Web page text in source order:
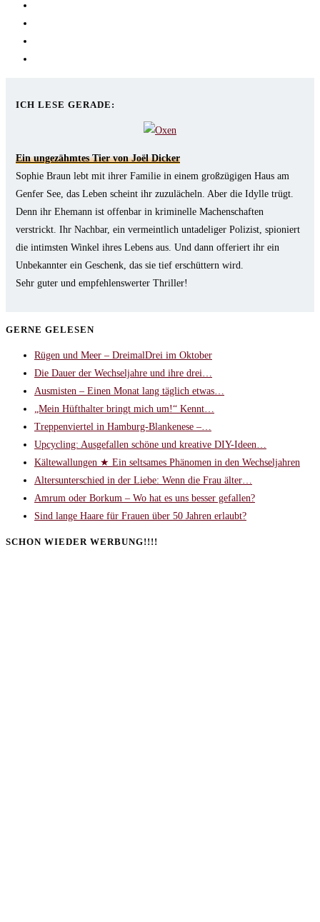
tab
new
ICH LESE GERADE:
Ein ungezähmtes Tier von Joël Dicker
Sophie Braun lebt mit ihrer Familie in einem großzügigen Haus am
Genfer See, das Leben scheint ihr zuzulächeln. Aber die Idylle trügt.
Denn ihr Ehemann ist offenbar in kriminelle Machenschaften
verstrickt. Ihr Nachbar, ein vermeintlich untadeliger Polizist, spioniert
die intimsten Winkel ihres Lebens aus. Und dann offeriert ihr ein
Unbekannter ein Geschenk, das sie tief erschüttern wird.
Sehr guter und empfehlenswerter Thriller!
GERNE GELESEN
Rügen und Meer – DreimalDrei im Oktober
Die Dauer der Wechseljahre und ihre drei…
Ausmisten – Einen Monat lang täglich etwas…
„Mein Hüfthalter bringt mich um!“ Kennt…
Treppenviertel in Hamburg-Blankenese –…
Upcycling: Ausgefallen schöne und kreative DIY-Ideen…
Kältewallungen ★ Ein seltsames Phänomen in den Wechseljahren
Altersunterschied in der Liebe: Wenn die Frau älter…
Amrum oder Borkum – Wo hat es uns besser gefallen?
Sind lange Haare für Frauen über 50 Jahren erlaubt?
SCHON WIEDER WERBUNG!!!!